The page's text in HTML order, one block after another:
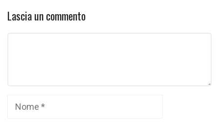
Lascia un commento